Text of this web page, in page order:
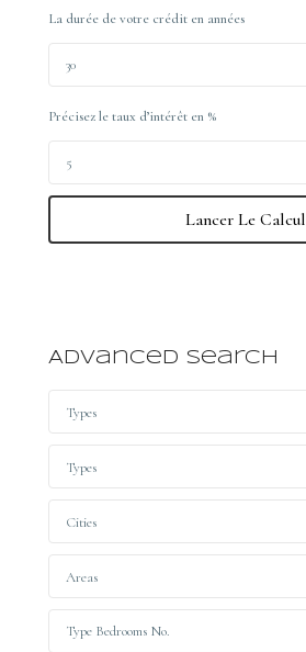
La durée de votre crédit en années
Précisez le taux d’intérêt en %
Lancer Le Calcul
Advanced Search
Types
Types
Cities
Areas